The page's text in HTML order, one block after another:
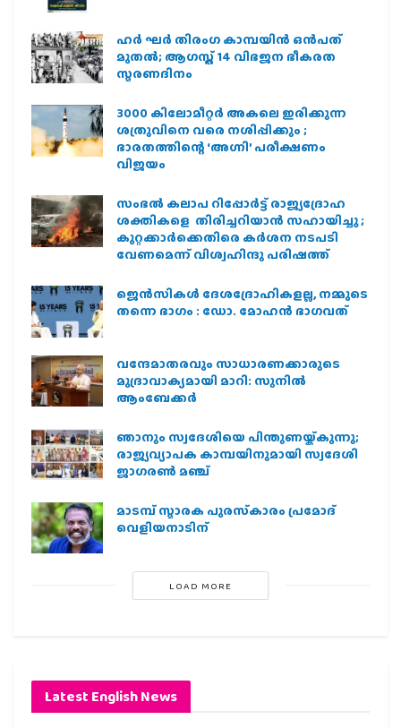
ഹര്‍ ഘര്‍ തിരംഗ കാമ്പയിന്‍ ഒന്‍പത്
മുതല്‍; ആഗസ്ത് 14 വിഭജന ഭീകരത
സ്മരണദിനം
3000 കിലോമീറ്റർ അകലെ ഇരിക്കുന്ന
ശത്രുവിനെ വരെ നശിപ്പിക്കും ;
ഭാരതത്തിന്റെ ‘അഗ്നി’ പരീക്ഷണം
വിജയം
സംഭൽ കലാപ റിപ്പോർട്ട് രാജ്യദ്രോഹ
ശക്തികളെ തിരിച്ചറിയാൻ സഹായിച്ചു ;
കുറ്റക്കാർക്കെതിരെ കർശന നടപടി
വേണമെന്ന് വിശ്വഹിന്ദു പരിഷത്ത്
ജെന്‍സികള്‍ ദേശദ്രോഹികളല്ല, നമ്മുടെ
തന്നെ ഭാഗം : ഡോ. മോഹന്‍ ഭാഗവത്
വന്ദേമാതരവും സാധാരണക്കാരുടെ
മുദ്രാവാക്യമായി മാറി: സുനിൽ
ആംബേക്കർ
ഞാനും സ്വദേശിയെ പിന്തുണയ്ക്കുന്നു;
രാജ്യവ്യാപക കാമ്പയിനുമായി സ്വദേശി
ജാഗരണ്‍ മഞ്ച്
മാടമ്പ് സ്മാരക പുരസ്‌കാരം പ്രമോദ്
വെളിയനാടിന്
LOAD MORE
Latest English News